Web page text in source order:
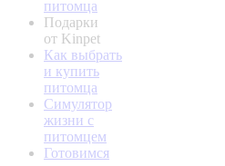
питомца
Подарки
от Kinpet
Как выбрать
и купить
питомца
Симулятор
жизни с
питомцем
Готовимся